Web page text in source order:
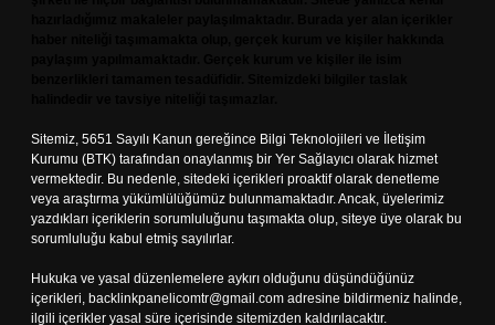
Sitemiz, 5651 Sayılı Kanun gereğince Bilgi Teknolojileri ve İletişim
Kurumu (BTK) tarafından onaylanmış bir Yer Sağlayıcı olarak hizmet
vermektedir. Bu nedenle, sitedeki içerikleri proaktif olarak denetleme
veya araştırma yükümlülüğümüz bulunmamaktadır. Ancak, üyelerimiz
yazdıkları içeriklerin sorumluluğunu taşımakta olup, siteye üye olarak bu
sorumluluğu kabul etmiş sayılırlar.
Hukuka ve yasal düzenlemelere aykırı olduğunu düşündüğünüz
içerikleri, backlinkpanelicomtr@gmail.com adresine bildirmeniz halinde,
ilgili içerikler yasal süre içerisinde sitemizden kaldırılacaktır.